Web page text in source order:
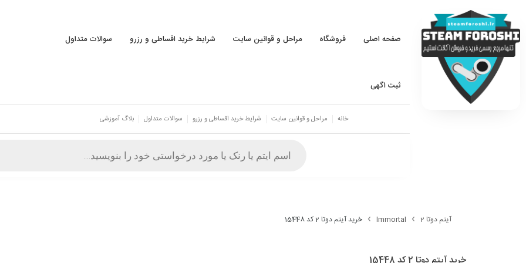
صفحه اصلی فروشگاه مراحل و قوانین سایت شرایط خرید اقساطی و رزرو سوالات متداول
ثبت اگهی
خانه مراحل و قوانین سایت شرایط خرید اقساطی و رزرو سوالات متداول بلاگ آموزشی
آیتم دوتا 2 Immortal خرید آیتم دوتا 2 کد 15448